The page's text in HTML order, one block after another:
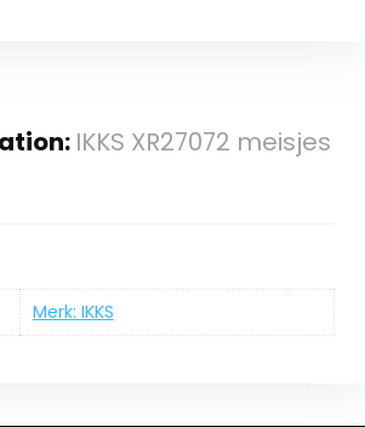
IKKS XR27072 meisjes
Merk: IKKS